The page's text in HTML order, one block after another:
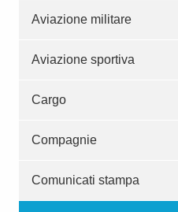
Aviazione militare
Aviazione sportiva
Cargo
Compagnie
Comunicati stampa